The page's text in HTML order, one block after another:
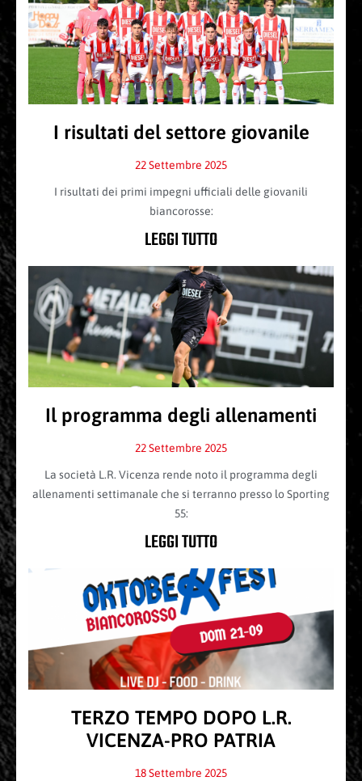
I risultati del settore giovanile
22 Settembre 2025
I risultati dei primi impegni ufficiali delle giovanili
biancorosse:
LEGGI TUTTO
Il programma degli allenamenti
22 Settembre 2025
La società L.R. Vicenza rende noto il programma degli
allenamenti settimanale che si terranno presso lo Sporting
55:
LEGGI TUTTO
TERZO TEMPO DOPO L.R.
VICENZA-PRO PATRIA
18 Settembre 2025